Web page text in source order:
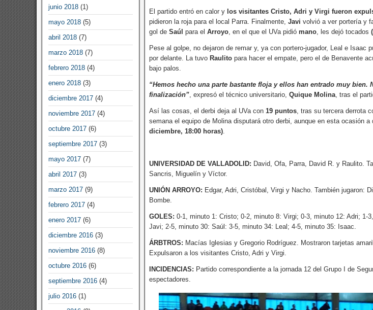
El partido entró en calor y los visitantes Cristo, Adri y Virgi fueron
pidieron la roja para el local Parra. Finalmente,Javi volvió a ver portería y
gol deSaúl para elArroyo, en el que el UVa pidiómano, les dejó tocados
Pese al golpe, no dejaron de remar y, ya con portero-jugador, Leal e Isaac
por delante. La tuvo Raulito para hacer el empate, pero el de Benavente
bajo palos.
“Hemos hecho una parte bastante floja y ellos han entrado muy
finalización”, expresó el técnico universitario,Quique Molina, tras el
Así las cosas, el derbi deja al UVa con19 puntos, tras su tercera derrota
semana el equipo de Molina disputará otro derbi, aunque en esta ocasión
diciembre, 18:00 horas).
UNIVERSIDAD DE VALLADOLID: David, Ofa, Parra, David R. y Raulito.
Sancris, Miguelín y Víctor.
UNIÓN ARROYO: Edgar, Adri, Cristóbal, Virgi y Nacho. También jugaron:
Bombe.
GOLES: 0-1, minuto 1: Cristo; 0-2, minuto 8: Virgi; 0-3, minuto 12: Adri; 1-
Javi; 2-5, minuto 30: Saúl: 3-5, minuto 34: Leal; 4-5, minuto 35: Isaac.
ÁRBTROS: Macías Iglesias y Gregorio Rodríguez. Mostraron tarjetas
Expulsaron a los visitantes Cristo, Adri y Virgi.
INCIDENCIAS: Partido correspondiente a la jornada 12 del Grupo I de
espectadores.
junio 2018 (1)
mayo 2018 (5)
abril 2018 (7)
marzo 2018 (7)
febrero 2018 (4)
enero 2018 (3)
diciembre 2017 (4)
noviembre 2017 (4)
octubre 2017 (6)
septiembre 2017 (3)
mayo 2017 (7)
abril 2017 (3)
marzo 2017 (9)
febrero 2017 (4)
enero 2017 (6)
diciembre 2016 (3)
noviembre 2016 (8)
octubre 2016 (6)
septiembre 2016 (4)
julio 2016 (1)